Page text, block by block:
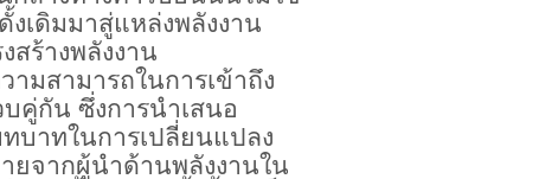
งเดิมมาสู่แหล่งพลังงาน
สร้างพลังงาน
มสามารถในการเข้าถึง
คู่กัน ซึ่งการนำเสนอ
บาทในการเปลี่ยนแปลง
ยจากผู้นำด้านพลังงานใน